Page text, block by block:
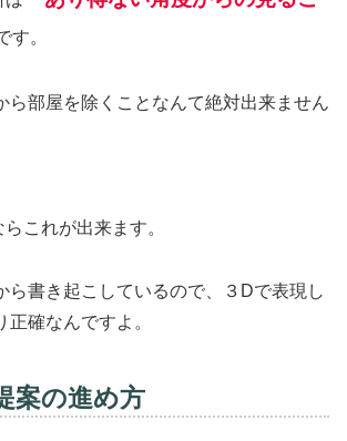
す。
ら部屋を除くことなんて絶対出来ません
これが出来ます。
ら書き起こしているので、３Dで表現し
確なんですよ。
案の進め方